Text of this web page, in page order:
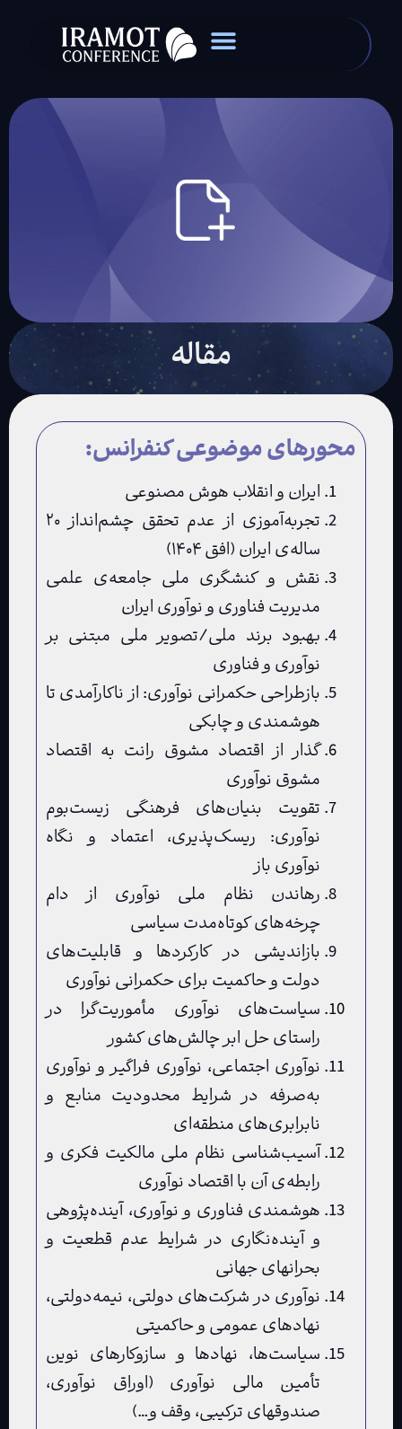
مقاله
محورهای موضوعی کنفرانس:
ایران و انقلاب هوش مصنوعی
تجربه‌آموزی از عدم تحقق چشم‌انداز ۲۰
ساله‌ی ایران (افق ۱۴۰۴)
نقش و کنشگری ملی جامعه‌ی علمی
مدیریت فناوری و نوآوری ایران
بهبود برند ملی/تصویر ملی مبتنی بر
نوآوری و فناوری
بازطراحی حکمرانی نوآوری: از ناکارآمدی تا
هوشمندی و چابکی
گذار از اقتصاد مشوق رانت به اقتصاد
مشوق نوآوری
تقویت بنیان‌های فرهنگی زیست‌بوم
نوآوری: ریسک‌پذیری، اعتماد و نگاه
نوآوری باز
رهاندن نظام ملی نوآوری از دام
چرخه‌های کوتاه‌مدت سیاسی
بازاندیشی در کارکردها و قابلیت‌های
دولت و حاکمیت برای حکمرانی نوآوری
سیاست‌های نوآوری مأموریت‌گرا در
راستای حل ابر چالش‌های کشور
نوآوری اجتماعی، نوآوری فراگیر و نوآوری
به‌صرفه در شرایط محدودیت منابع و
نابرابری‌های منطقه‌ای
آسیب‌شناسی نظام ملی مالکیت فکری و
رابطه‌ی آن با اقتصاد نوآوری
هوشمندی فناوری و نوآوری، آینده‌پژوهی
و آینده‌نگاری در شرایط عدم قطعیت و
بحران‏های جهانی
نوآوری در شرکت‌های دولتی، نیمه‌دولتی،
نهادهای عمومی و حاکمیتی
سیاست‌ها، نهادها و سازوکارهای نوین
تأمین مالی نوآوری (اوراق نوآوری،
صندوق‏های ترکیبی، وقف و…)